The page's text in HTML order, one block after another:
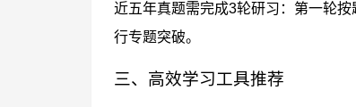
近五年真题需完成3轮研习：第一轮
行专题突破。
三、高效学习工具推荐